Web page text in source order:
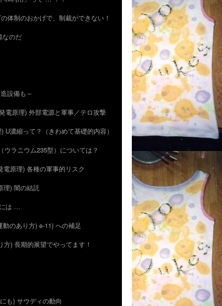
体制のおかげで、制裁ができない！
なのだ
設備も～
電原理) 外部電源と軍事／テロ攻撃
U濃縮って？（きわめて基礎的内容）
ウラニウム235型）については？
電原理) 各種の軍事的リスク
理) 闇の結託
は …
動のあり方) e-11) への補足
方) 長期的展望でやってます！
も) サウディの動向